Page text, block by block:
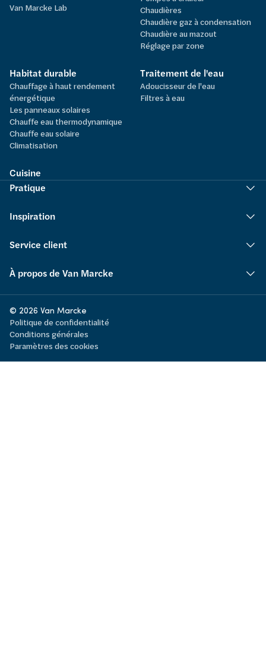
Van Marcke Lab
Chaudières
Chaudière gaz à condensation
Chaudière au mazout
Réglage par zone
Habitat durable
Chauffage à haut rendement
énergétique
Les panneaux solaires
Chauffe eau thermodynamique
Chauffe eau solaire
Climatisation
Traitement de l'eau
Adoucisseur de l'eau
Filtres à eau
Cuisine
Pratique
Inspiration
Service client
À propos de Van Marcke
© 2026 Van Marcke
Politique de confidentialité
Conditions générales
Paramètres des cookies